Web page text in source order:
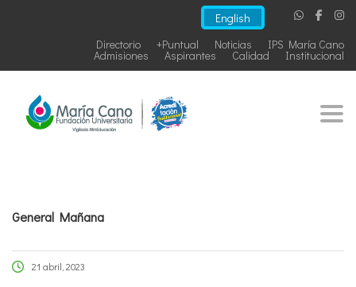
English
IPS María Cano
Noticias
+Puntual
Directorio
Institucional
Calidad
Aspirantes
Admisiones
General Mañana
21 abril, 2023